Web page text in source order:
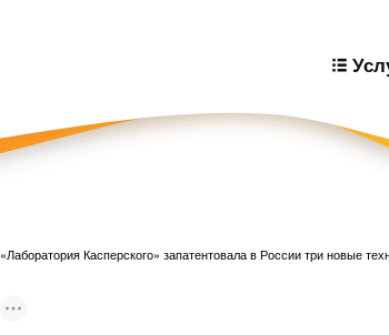
«Лаборатория Касперского» запатентовала в России три новые